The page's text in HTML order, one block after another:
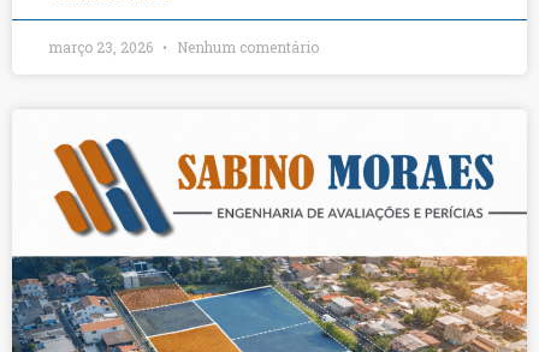
março 23, 2026 Nenhum comentário